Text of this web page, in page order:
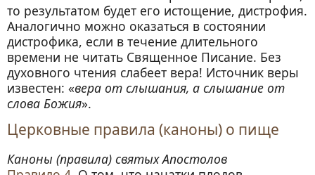
то результатом будет его истощение, дистрофия.
Аналогично можно оказаться в состоянии
дистрофика, если в течение длительного
времени не читать Священное Писание. Без
духовного чтения слабеет вера! Источник веры
известен: «вера от слышания, а слышание от
слова Божия».
Церковные правила (каноны) о пище
Каноны (правила) святых Апостолов